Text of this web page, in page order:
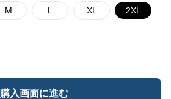
M L XL 2XL
購入画面に進む